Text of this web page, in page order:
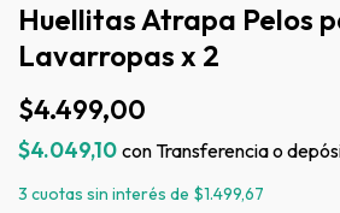
Huellitas Atrapa Pelos
Lavarropas x 2
$4.499,00
$4.049,10 conTransferencia o
3 cuotas sin interés de $1.499,67